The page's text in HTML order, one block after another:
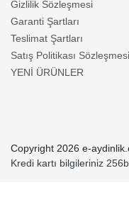
Gizlilik Sözleşmesi
Garanti Şartları
Teslimat Şartları
Satış Politikası Sözleşmesi
YENİ ÜRÜNLER
Copyright 2026 e-
Kredi kartı bilgileriniz